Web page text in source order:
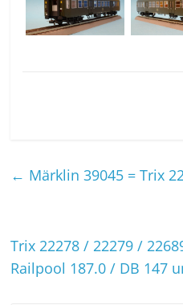
← Märklin 39045 = Trix
Trix 22278 / 22279 /
Railpool 187.0 / DB 147